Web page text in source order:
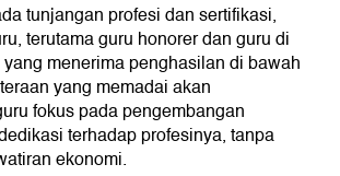
tunjangan profesi dan sertifikasi,
terutama guru honorer dan guru di
menerima penghasilan di bawah
yang memadai akan
fokus pada pengembangan
terhadap profesinya, tanpa
ekonomi.